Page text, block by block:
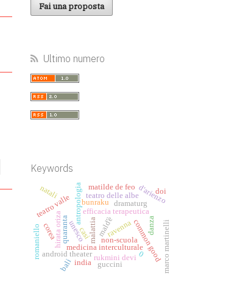
Fai una proposta
Ultimo numero
Keywords
quaranta
antropologia
malattia
medicina interculturale
efficacia terapeutica
bunraku
android theater
hirata oriza
teatro valle
common goodmarco martinelli
non-scuola
ravenna
teatro delle albe
dramaturg
0
unesco
d'arienzo
mald'è
matilde de feo
corea
natali
rukmini devi
danza
india
doi
casi
guccini
bali
romaniello